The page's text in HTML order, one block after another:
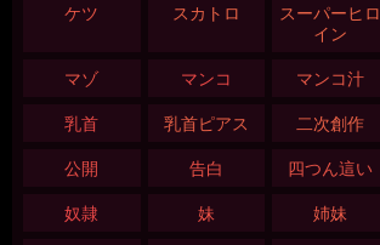
ケツ スカトロ
スーパーヒロ
イン
マゾ マンコ マンコ汁
乳首 乳首ピアス 二次創作
公開 告白 四つん這い
奴隷 妹 姉妹